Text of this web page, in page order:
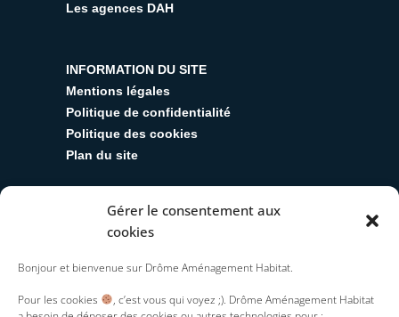
Gérer le consentement aux
cookies
Bonjour et bienvenue sur Drôme Aménagement Habitat.
Pour les cookies
, c’est vous qui voyez ;). Drôme Aménagement Habitat
Les agences DAH
INFORMATION DU SITE
Mentions légales
Politique de confidentialité
Politique des cookies
Plan du site
SUIVEZ-NOUS
Y
o
u
t
T
w
t
L
i
k
R
s
s
I
n
s
t